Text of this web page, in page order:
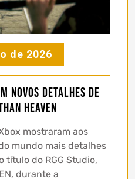
de 2026
novos detalhes de
HEAVEN
mostraram aos
mundo mais detalhes
título do RGG Studio,
durante a